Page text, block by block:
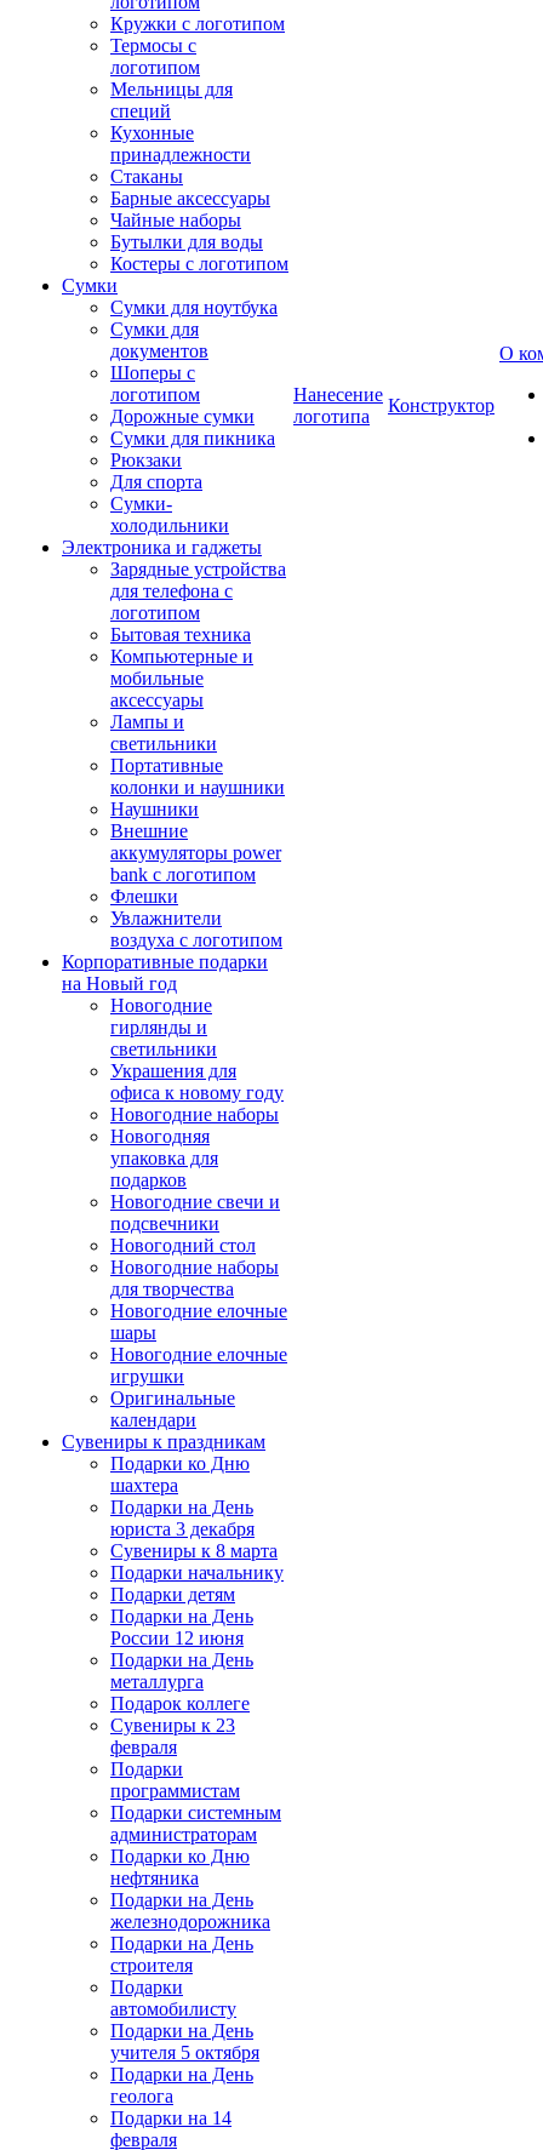
Кружки с логотипом
Термосы с
логотипом
Мельницы для
специй
Кухонные
принадлежности
Стаканы
Барные аксессуары
Чайные наборы
Бутылки для воды
Костеры с логотипом
Сумки
Сумки для ноутбука
Сумки для
документов
Шоперы с
логотипом
Дорожные сумки
Сумки для пикника
Рюкзаки
Для спорта
Сумки-
холодильники
Электроника и гаджеты
Зарядные устройства
для телефона с
логотипом
Бытовая техника
Компьютерные и
мобильные
аксессуары
Лампы и
светильники
Портативные
колонки и наушники
Наушники
Внешние
аккумуляторы power
bank с логотипом
Флешки
Увлажнители
воздуха с логотипом
Корпоративные подарки
на Новый год
Новогодние
гирлянды и
светильники
Украшения для
офиса к новому году
Новогодние наборы
Новогодняя
упаковка для
подарков
Новогодние свечи и
подсвечники
Новогодний стол
Новогодние наборы
для творчества
Новогодние елочные
шары
Новогодние елочные
игрушки
Оригинальные
календари
Сувениры к праздникам
Подарки ко Дню
шахтера
Подарки на День
юриста 3 декабря
Сувениры к 8 марта
Подарки начальнику
Подарки детям
Подарки на День
России 12 июня
Подарки на День
металлурга
Подарок коллеге
Сувениры к 23
февраля
Подарки
программистам
Подарки системным
администраторам
Подарки ко Дню
нефтяника
Подарки на День
железнодорожника
Подарки на День
строителя
Подарки
автомобилисту
Подарки на День
учителя 5 октября
Подарки на День
геолога
Подарки на 14
февраля
Нанесение
логотипа
Конструктор
О